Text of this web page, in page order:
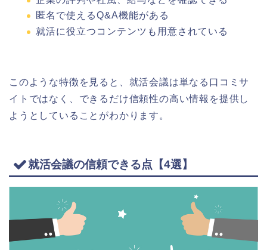
匿名で使えるQ&A機能がある
就活に役立つコンテンツも用意されている
このような特徴を見ると、就活会議は単なる口コミサ
イトではなく、できるだけ信頼性の高い情報を提供し
ようとしていることがわかります。
就活会議の信頼できる点【4選】